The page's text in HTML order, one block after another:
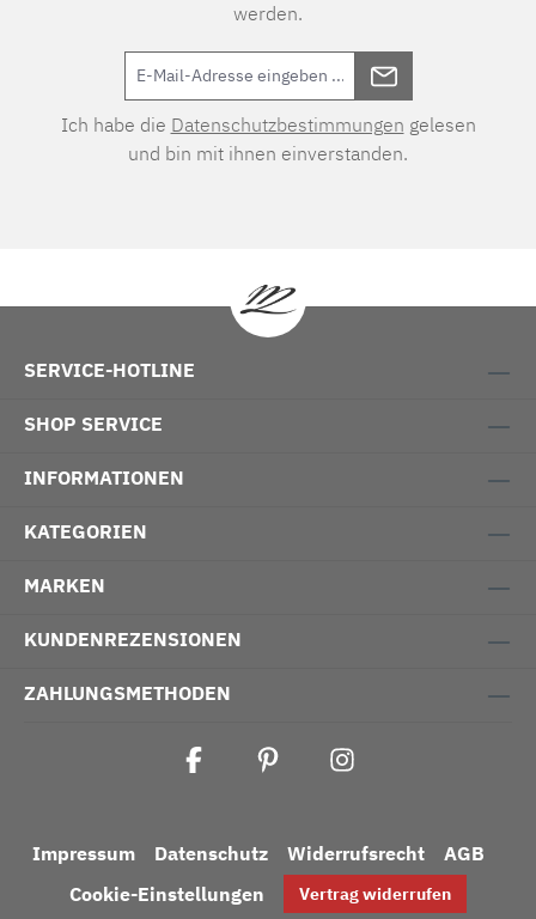
werden.
Ich habe die Datenschutzbestimmungen gelesen
und bin mit ihnen einverstanden.
SERVICE-HOTLINE
SHOP SERVICE
INFORMATIONEN
KATEGORIEN
MARKEN
KUNDENREZENSIONEN
ZAHLUNGSMETHODEN
Impressum Datenschutz Widerrufsrecht
AGB
Cookie-Einstellungen
Vertrag widerrufen